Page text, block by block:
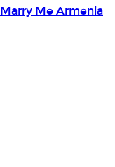
Marry Me Armenia